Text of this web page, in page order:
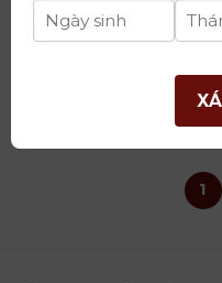
NERO D’AVOLA SYRAH
THÊM VÀO GIỎ HÀNG
1